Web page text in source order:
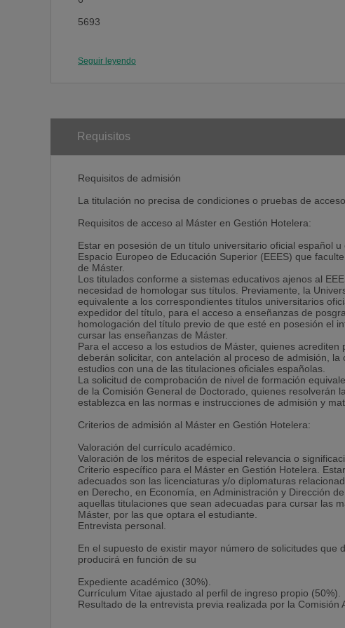
5693
CUATR. (1)
TÉCNICAS PARA LA GESTIÓN HOTELERA
CUATR. (2)
6
Optatividad: El alumno deberá cursar 6 créditos.
Asignaturas Optativas
5695
APERTURA DE ESTABLECIMIENTOS HOTELEROS
CUATR. (1)
3
5696
ARQUITECTURA Y DISEÑO DE HOTELES
CUATR. (1)
3
5697
INGENIERÍA Y MANTENIMIENTO DE HOTELES
CUATR. (2)
3
5698
CUATR. (2)
3
Asignaturas Prácticas
Seguir leyendo
Requisitos
Requisitos de admisión
La titulación no precisa de condiciones o pruebas de
Requisitos de acceso al Máster en Gestión Hotelera:
Estar en posesión de un título universitario oficial español
Espacio Europeo de Educación Superior (EEES) que
de Máster.
Los titulados conforme a sistemas educativos ajenos al
necesidad de homologar sus títulos. Previamente, la
equivalente a los correspondientes títulos universitarios
expedidor del título, para el acceso a enseñanzas de
homologación del título previo de que esté en posesión el
cursar las enseñanzas de Máster.
Para el acceso a los estudios de Máster, quienes
deberán solicitar, con antelación al proceso de admisión,
estudios con una de las titulaciones oficiales españolas.
La solicitud de comprobación de nivel de formación
de la Comisión General de Doctorado, quienes resolverán
establezca en las normas e instrucciones de admisión y
Criterios de admisión al Máster en Gestión Hotelera:
Valoración del currículo académico.
Valoración de los méritos de especial relevancia o
Criterio específico para el Máster en Gestión Hotelera.
adecuados son las licenciaturas y/o diplomaturas
en Derecho, en Economía, en Administración y Dirección
aquellas titulaciones que sean adecuadas para cursar las
Máster, por las que optara el estudiante.
Entrevista personal.
En el supuesto de existir mayor número de solicitudes que
producirá en función de su
Expediente académico (30%).
Currículum Vitae ajustado al perfil de ingreso propio (50%).
Resultado de la entrevista previa realizada por la Comisión